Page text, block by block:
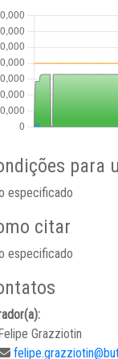
para
especificado
citar
especificado
Grazziotin